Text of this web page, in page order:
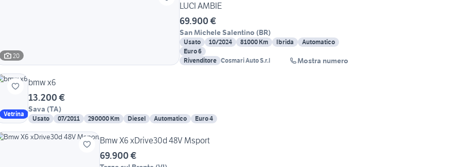
20
LUCI AMBIE
69.900 €
San Michele Salentino (BR)
Usato 10/2024 81000 Km Ibrida
Automatico
Euro 6
Rivenditore Cosmari Auto S.r.l Mostra numero
Vetrina
bmw x6
13.200 €
Sava (TA)
Usato 07/2011 290000 Km Diesel Automatico Euro 4
Bmw X6 xDrive30d 48V Msport
69.900 €